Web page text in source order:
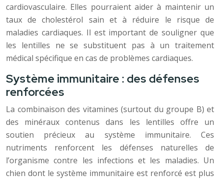
cardiovasculaire. Elles pourraient aider à maintenir un
taux de cholestérol sain et à réduire le risque de
maladies cardiaques. Il est important de souligner que
les lentilles ne se substituent pas à un traitement
médical spécifique en cas de problèmes cardiaques.
Système immunitaire : des défenses
renforcées
La combinaison des vitamines (surtout du groupe B) et
des minéraux contenus dans les lentilles offre un
soutien précieux au système immunitaire. Ces
nutriments renforcent les défenses naturelles de
l’organisme contre les infections et les maladies. Un
chien dont le système immunitaire est renforcé est plus